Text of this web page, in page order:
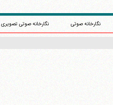
نگارخانه صوتی نگارخانه صوتی تصویری